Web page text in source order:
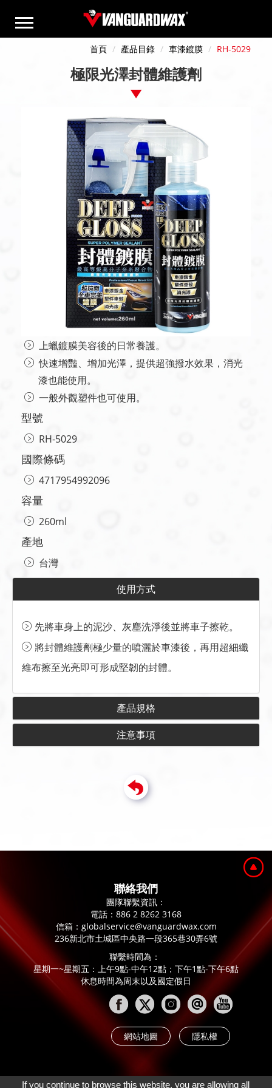
首頁 產品目錄 車漆鍍膜 RH-5029
極限光澤封體維護劑
上蠟鍍膜美容後的日常養護。
快速增豔、增加光澤，提供超強撥水效果，消光
漆也能使用。
一般外觀塑件也可使用。
型號
RH-5029
國際條碼
4717954992096
容量
260ml
產地
台灣
使用方式
先將車身上的泥沙、灰塵洗淨後並將車子擦乾。
將封體維護劑極少量的噴灑於車漆後，再用超細纖
維布擦至光亮即可形成堅韌的封體。
產品規格
注意事項
聯絡我們
團隊聯繫資訊：
電話： 886 2 8262 3168
信箱： globalservice@vanguardwax.com
236新北市土城區中央路一段365巷30弄6號
聯繫時間為：
星期一~星期五：上午9點-中午12點；下午1點-下午6點
休息時間為周末以及國定假日
網站地圖 隱私權
If you continue to browse this website, you are allowing all